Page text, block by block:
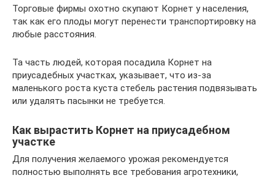
Торговые фирмы охотно скупают Корнет у населения,
так как его плоды могут перенести транспортировку на
любые расстояния.
Та часть людей, которая посадила Корнет на
приусадебных участках, указывает, что из-за
маленького роста куста стебель растения подвязывать
или удалять пасынки не требуется.
Как вырастить Корнет на приусадебном
участке
Для получения желаемого урожая рекомендуется
полностью выполнять все требования агротехники,